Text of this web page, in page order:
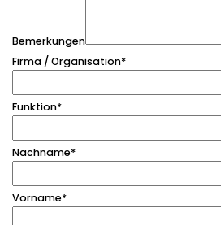
Bemerkungen
Firma / Organisation*
Funktion*
Nachname*
Vorname*